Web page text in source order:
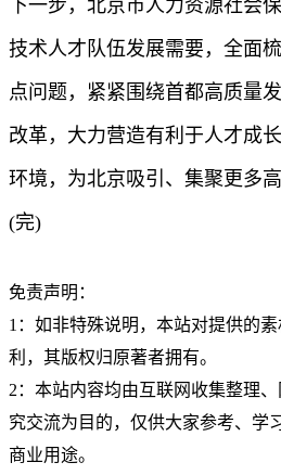
下一步，北京市人力资源社会
技术人才队伍发展需要，全面
点问题，紧紧围绕首都高质量
改革，大力营造有利于人才成
环境，为北京吸引、集聚更多
(完)
免责声明：
1：如非特殊说明，本站对提供的
利，其版权归原著者拥有。
2：本站内容均由互联网收集整理
究交流为目的，仅供大家参考、学
商业用途。